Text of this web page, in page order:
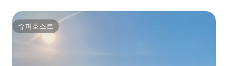
슈퍼호스트
슈퍼호스트